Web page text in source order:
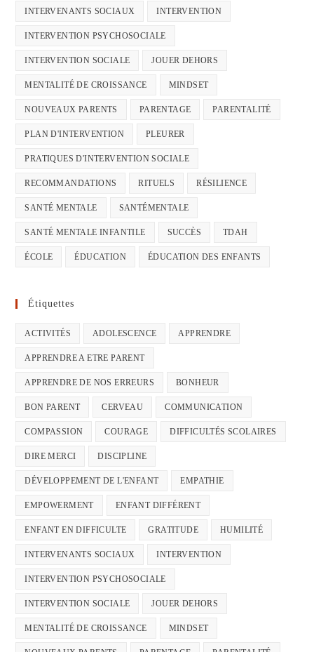
INTERVENANTS SOCIAUX INTERVENTION
INTERVENTION PSYCHOSOCIALE
INTERVENTION SOCIALE JOUER DEHORS
MENTALITÉ DE CROISSANCE MINDSET
NOUVEAUX PARENTS PARENTAGE PARENTALITÉ
PLAN D'INTERVENTION PLEURER
PRATIQUES D'INTERVENTION SOCIALE
RECOMMANDATIONS RITUELS RÉSILIENCE
SANTÉ MENTALE SANTÉMENTALE
SANTÉ MENTALE INFANTILE SUCCÈS TDAH
ÉCOLE ÉDUCATION ÉDUCATION DES ENFANTS
Étiquettes
ACTIVITÉS ADOLESCENCE APPRENDRE
APPRENDRE A ETRE PARENT
APPRENDRE DE NOS ERREURS BONHEUR
BON PARENT CERVEAU COMMUNICATION
COMPASSION COURAGE DIFFICULTÉS SCOLAIRES
DIRE MERCI DISCIPLINE
DÉVELOPPEMENT DE L'ENFANT EMPATHIE
EMPOWERMENT ENFANT DIFFÉRENT
ENFANT EN DIFFICULTE GRATITUDE HUMILITÉ
INTERVENANTS SOCIAUX INTERVENTION
INTERVENTION PSYCHOSOCIALE
INTERVENTION SOCIALE JOUER DEHORS
MENTALITÉ DE CROISSANCE MINDSET